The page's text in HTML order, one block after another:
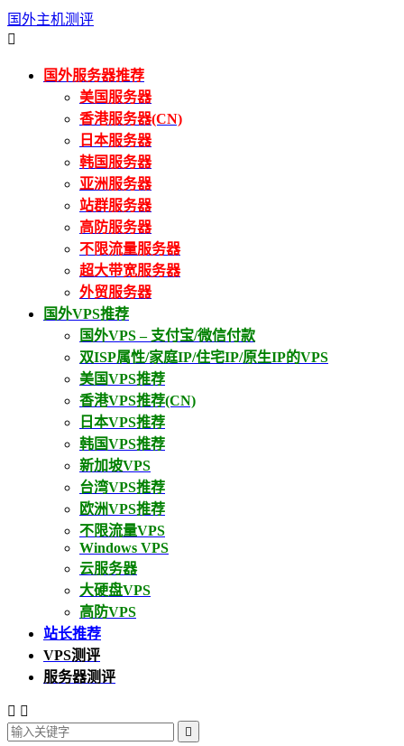
国外主机测评

国外服务器推荐
美国服务器
香港服务器(CN)
日本服务器
韩国服务器
亚洲服务器
站群服务器
高防服务器
不限流量服务器
超大带宽服务器
外贸服务器
国外VPS推荐
国外VPS – 支付宝/微信付款
双ISP属性/家庭IP/住宅IP/原生IP的VPS
美国VPS推荐
香港VPS推荐(CN)
日本VPS推荐
韩国VPS推荐
新加坡VPS
台湾VPS推荐
欧洲VPS推荐
不限流量VPS
Windows VPS
云服务器
大硬盘VPS
高防VPS
站长推荐
VPS测评
服务器测评
 
